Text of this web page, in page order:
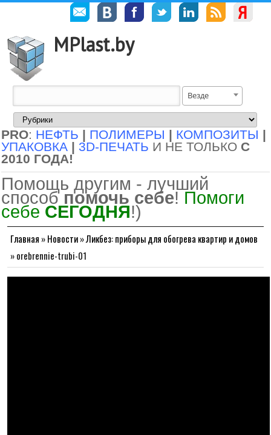
MPlast.by
Везде
PRO: НЕФТЬ | ПОЛИМЕРЫ | КОМПОЗИТЫ |
УПАКОВКА | 3D-ПЕЧАТЬ И НЕ ТОЛЬКО С
2010 ГОДА!
Помощь другим - лучший
способ помочь себе! Помоги
себе СЕГОДНЯ!)
Главная »Новости»Ликбез: приборы для обогрева квартир и домов
»orebrennie-trubi-01